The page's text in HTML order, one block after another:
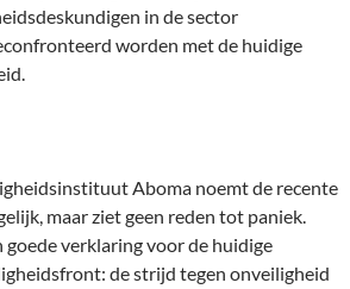
in de sector
worden met de huidige
Aboma noemt de recente
maar ziet geen reden tot paniek.
goede verklaring voor de huidige
de strijd tegen onveiligheid